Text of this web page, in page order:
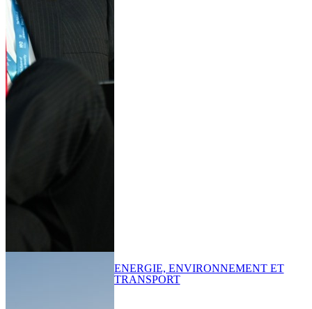
ENERGIE, ENVIRONNEMENT ET
TRANSPORT